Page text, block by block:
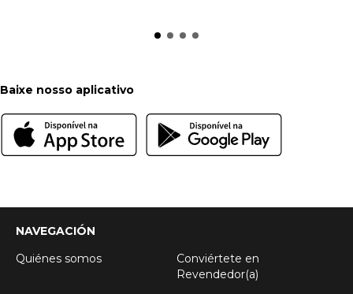
Baixe nosso aplicativo
NAVEGACIÓN
Quiénes somos
Conviértete en
Revendedor(a)